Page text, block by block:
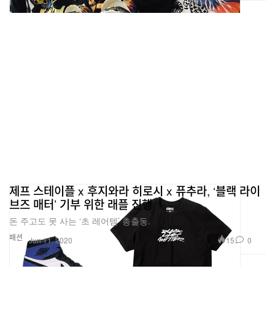
패션
제프 스테이플 x 후지와라 히로시 x 퓨추라, ‘블랙 라이
브즈 매터’ 기부 위한 래플 진행
돈 주고도 못 사는 ‘초 레어템’ 총출동.
Jun 11, 2020 15 0